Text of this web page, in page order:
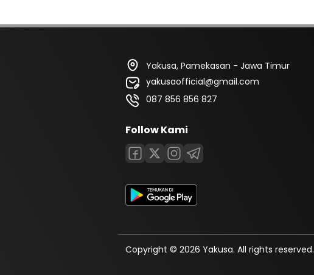
Yakusa, Pamekasan - Jawa Timur
yakusaofficial@gmail.com
087 856 856 827
Follow Kami
Copyright © 2026 Yakusa. All rights reserved.